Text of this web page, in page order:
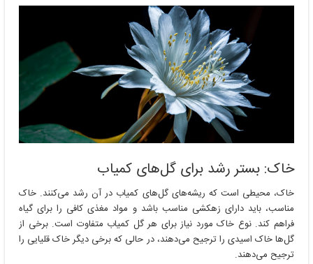
خاک: بستر رشد برای گل‌های کمیاب
خاک، محیطی است که ریشه‌های گل‌های کمیاب در آن رشد می‌کنند. خاک
مناسب، باید دارای زهکشی مناسب باشد و مواد مغذی کافی را برای گیاه
فراهم کند. نوع خاک مورد نیاز برای هر گل کمیاب متفاوت است. برخی از
گل‌ها خاک اسیدی را ترجیح می‌دهند، در حالی که برخی دیگر خاک قلیایی را
ترجیح می‌دهند.